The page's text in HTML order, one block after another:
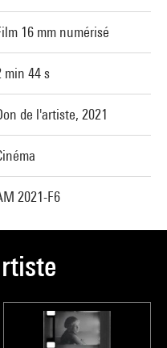
16 mm numérisé
min 44 s
de l'artiste, 2021
2021-F6